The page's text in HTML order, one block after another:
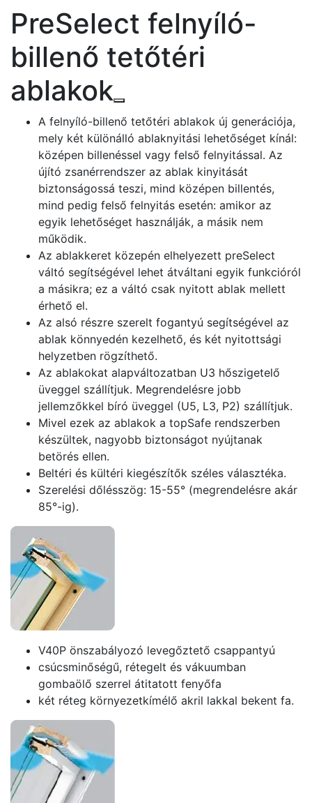
PreSelect felnyíló-
billenő tetőtéri
ablakok
A felnyíló-billenő tetőtéri ablakok új generációja,
mely két különálló ablaknyitási lehetőséget kínál:
középen billenéssel vagy felső felnyitással. Az
újító zsanérrendszer az ablak kinyitását
biztonságossá teszi, mind középen billentés,
mind pedig felső felnyitás esetén: amikor az
egyik lehetőséget használják, a másik nem
működik.
Az ablakkeret közepén elhelyezett preSelect
váltó segítségével lehet átváltani egyik funkcióról
a másikra; ez a váltó csak nyitott ablak mellett
érhető el.
Az alsó részre szerelt fogantyú segítségével az
ablak könnyedén kezelhető, és két nyitottsági
helyzetben rögzíthető.
Az ablakokat alapváltozatban U3 hőszigetelő
üveggel szállítjuk. Megrendelésre jobb
jellemzőkkel bíró üveggel (U5, L3, P2) szállítjuk.
Mivel ezek az ablakok a topSafe rendszerben
készültek, nagyobb biztonságot nyújtanak
betörés ellen.
Beltéri és kültéri kiegészítők széles választéka.
Szerelési dőlésszög: 15-55° (megrendelésre akár
85°-ig).
V40P önszabályozó levegőztető csappantyú
csúcsminőségű, rétegelt és vákuumban
gombaölő szerrel átitatott fenyőfa
két réteg környezetkímélő akril lakkal bekent fa.